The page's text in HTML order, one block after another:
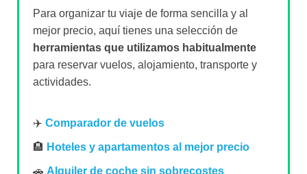
actividades.
✈️Comparador de vuelos
🏨Hoteles y apartamentos al mejor precio
🛡️ Seguro de viaje para viajar con tranquilidad
🎟️ Actividades y visitas guiadas